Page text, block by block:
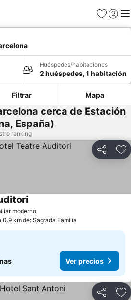
Favoritos
Iniciar
Huéspedes/habitaciones
2 huéspedes, 1 habitación
Filtrar Mapa
cerca de Estación
España)
ranking
Compartir
modernoVer precios
Ver precios
0.9 km de: Sagrada Familia
Ver precios
Compartir